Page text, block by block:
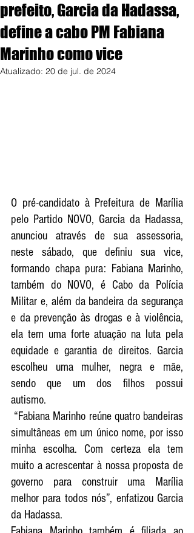
prefeito, Garcia da Hadassa,
define a cabo PM Fabiana
Marinho como vice
Atualizado: 20 de jul. de 2024
O pré-candidato à Prefeitura de Marília
pelo Partido NOVO, Garcia da Hadassa,
anunciou através de sua assessoria,
neste sábado, que definiu sua vice,
formando chapa pura: Fabiana Marinho,
também do NOVO, é Cabo da Polícia
Militar e, além da bandeira da segurança
e da prevenção às drogas e à violência,
ela tem uma forte atuação na luta pela
equidade e garantia de direitos. Garcia
escolheu uma mulher, negra e mãe,
sendo que um dos filhos possui
autismo.
simultâneas em um único nome, por isso
minha escolha. Com certeza ela tem
muito a acrescentar à nossa proposta de
governo para construir uma Marília
melhor para todos nós”, enfatizou Garcia
da Hadassa.